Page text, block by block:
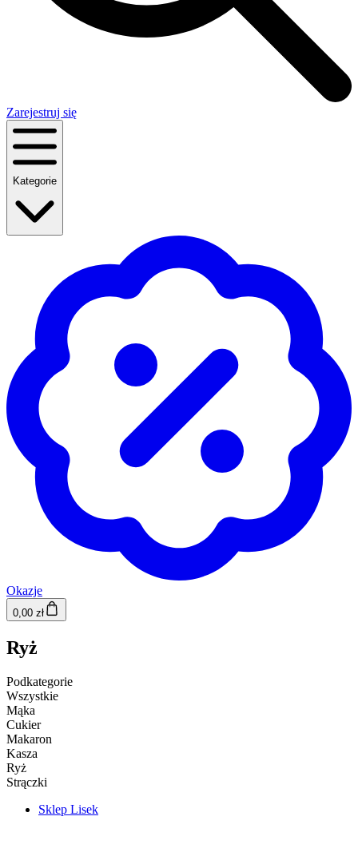
Zarejestruj się
Kategorie
Okazje
0,00 zł
Ryż
Podkategorie
Wszystkie
Mąka
Cukier
Makaron
Kasza
Ryż
Strączki
Sklep Lisek